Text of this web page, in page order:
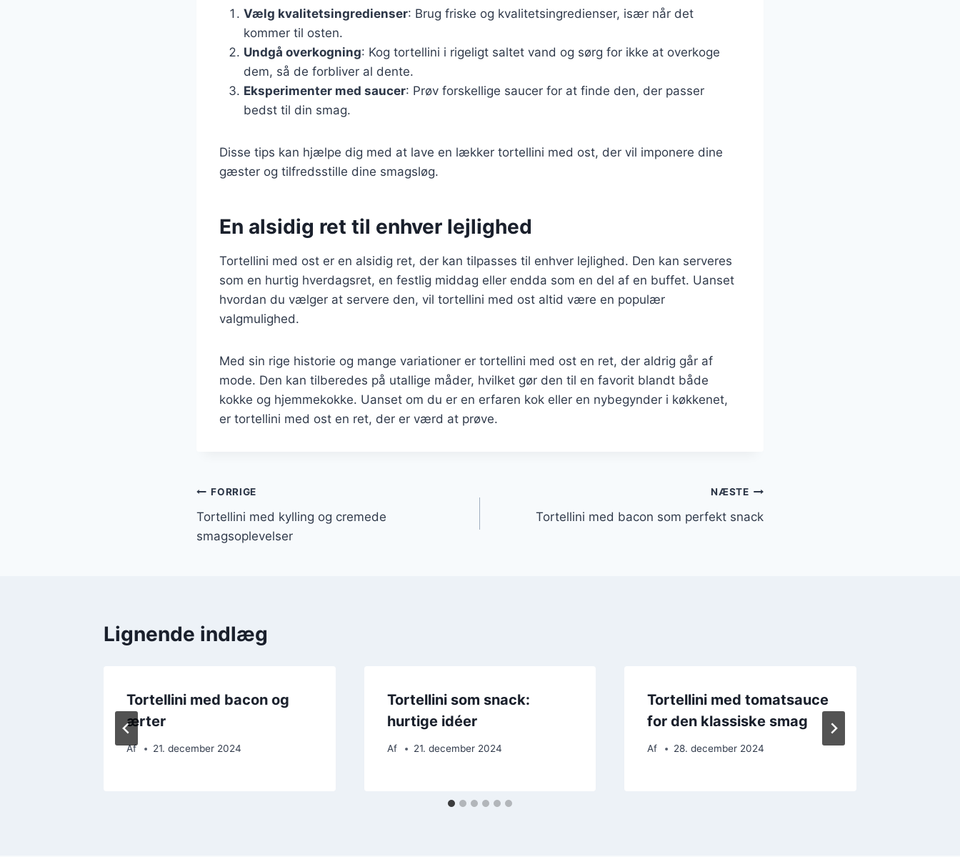
Vælg kvalitetsingredienser: Brug friske og kvalitetsingredienser, især når det
kommer til osten.
Undgå overkogning: Kog tortellini i rigeligt saltet vand og sørg for ikke at overkoge
dem, så de forbliver al dente.
Eksperimenter med saucer: Prøv forskellige saucer for at finde den, der passer
bedst til din smag.
Disse tips kan hjælpe dig med at lave en lækker tortellini med ost, der vil imponere dine
gæster og tilfredsstille dine smagsløg.
En alsidig ret til enhver lejlighed
Tortellini med ost er en alsidig ret, der kan tilpasses til enhver lejlighed. Den kan serveres
som en hurtig hverdagsret, en festlig middag eller endda som en del af en buffet. Uanset
hvordan du vælger at servere den, vil tortellini med ost altid være en populær
valgmulighed.
Med sin rige historie og mange variationer er tortellini med ost en ret, der aldrig går af
mode. Den kan tilberedes på utallige måder, hvilket gør den til en favorit blandt både
kokke og hjemmekokke. Uanset om du er en erfaren kok eller en nybegynder i køkkenet,
er tortellini med ost en ret, der er værd at prøve.
Indlægsnavigation
FORRIGE
Tortellini med kylling og cremede
smagsoplevelser
NÆSTE
Tortellini med bacon som perfekt snack
Lignende indlæg
Tortellini med bacon og
ærter
Af 21. december 2024
Tortellini som snack:
hurtige idéer
Af 21. december 2024
Tortellini med tomatsauce
for den klassiske smag
Af 28. december 2024